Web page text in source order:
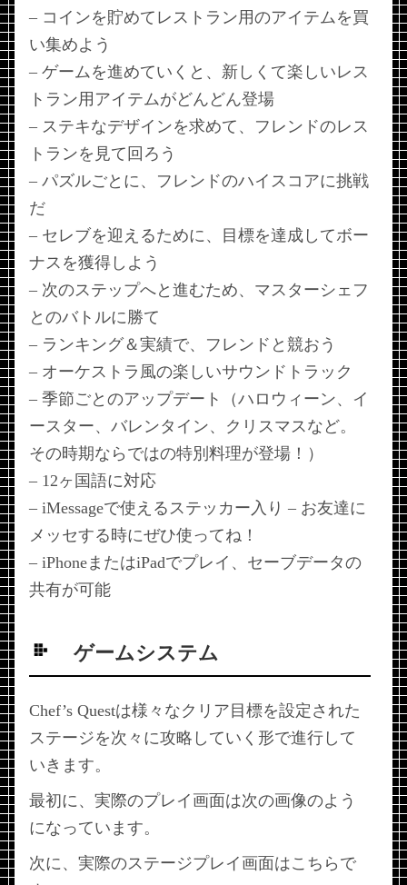
– コインを貯めてレストラン用のアイテムを買
い集めよう
– ゲームを進めていくと、新しくて楽しいレス
トラン用アイテムがどんどん登場
– ステキなデザインを求めて、フレンドのレス
トランを見て回ろう
– パズルごとに、フレンドのハイスコアに挑戦
だ
– セレブを迎えるために、目標を達成してボー
ナスを獲得しよう
– 次のステップへと進むため、マスターシェフ
とのバトルに勝て
– ランキング＆実績で、フレンドと競おう
– オーケストラ風の楽しいサウンドトラック
– 季節ごとのアップデート（ハロウィーン、イ
ースター、バレンタイン、クリスマスなど。
その時期ならではの特別料理が登場！）
– 12ヶ国語に対応
– iMessageで使えるステッカー入り – お友達に
メッセする時にぜひ使ってね！
– iPhoneまたはiPadでプレイ、セーブデータの
共有が可能
ゲームシステム
Chef’s Questは様々なクリア目標を設定された
ステージを次々に攻略していく形で進行して
いきます。
最初に、実際のプレイ画面は次の画像のよう
になっています。
次に、実際のステージプレイ画面はこちらで